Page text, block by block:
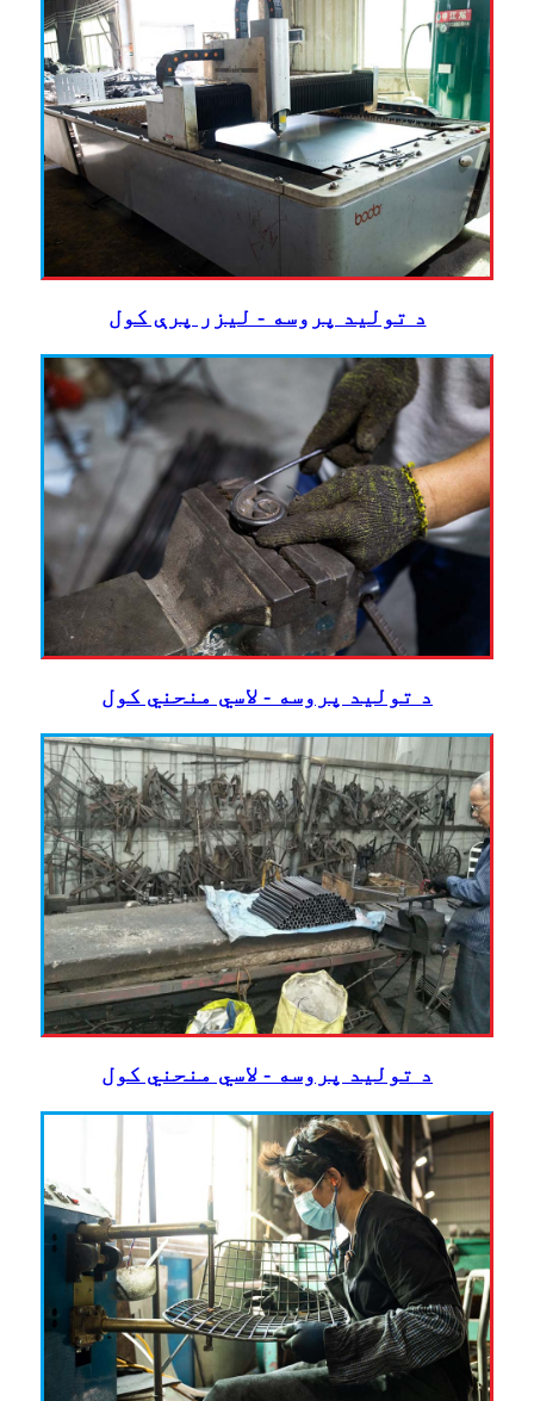
د تولید پروسه - لیزر پرې کول
د تولید پروسه - لاسي منحني کول
د تولید پروسه - لاسي منحني کول